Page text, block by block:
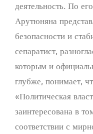
деятельность. По
Арутюняна
безопасности и
сепаратист,
которым и
глубже, понимает,
«Политическая
заинтересована в
соответствии с